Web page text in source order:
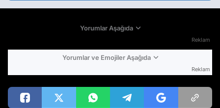
Yorumlar Aşağıda
Reklam
Yorumlar ve Emojiler Aşağıda
Reklam